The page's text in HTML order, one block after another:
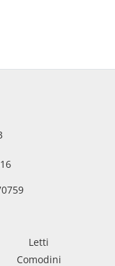
Letti
Comodini